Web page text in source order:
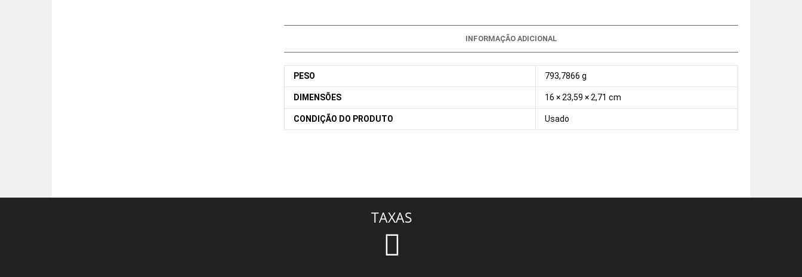
INFORMAÇÃO ADICIONAL
PESO 793,7866 g
DIMENSÕES 16 × 23,59 × 2,71 cm
CONDIÇÃO DO PRODUTO Usado
TAXAS